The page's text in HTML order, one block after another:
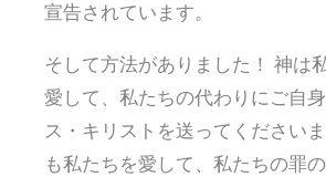
宣告されています。
そして方法がありました！ 神は
愛して、私たちの代わりにご自
ス・キリストを送ってください
も私たちを愛して、私たちの罪